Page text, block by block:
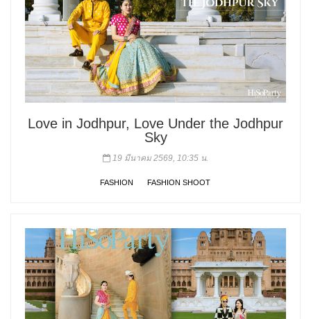
Love in Jodhpur, Love Under the Jodhpur
Sky
19 มีนาคม 2569, 10:35 น.
FASHION FASHION SHOOT